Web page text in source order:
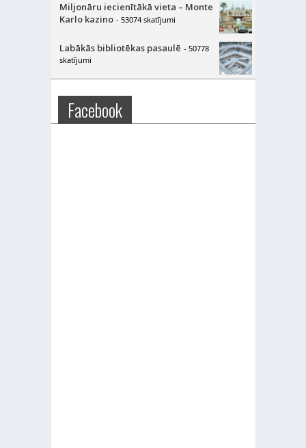
Miljonāru iecienītākā vieta – Monte
Karlo kazino - 53074 skatījumi
Labākās bibliotēkas pasaulē - 50778
skatījumi
Facebook